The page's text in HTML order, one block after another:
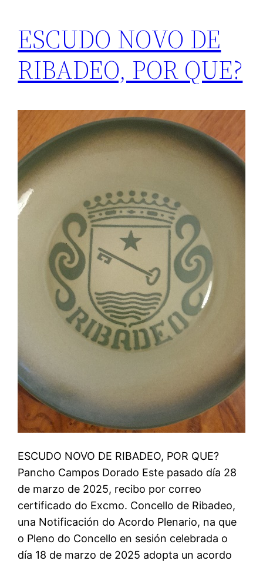
ESCUDO NOVO DE
RIBADEO, POR QUE?
ESCUDO NOVO DE RIBADEO, POR QUE?
Pancho Campos Dorado Este pasado día 28
de marzo de 2025, recibo por correo
certificado do Excmo. Concello de Ribadeo,
una Notificación do Acordo Plenario, na que
o Pleno do Concello en sesión celebrada o
día 18 de marzo de 2025 adopta un acordo